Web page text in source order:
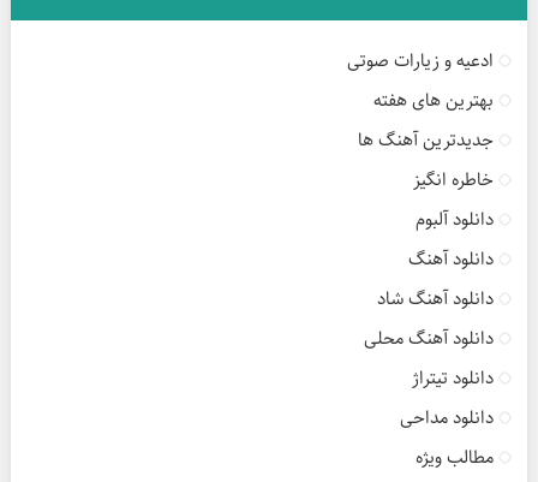
ادعیه و زیارات صوتی
بهترین های هفته
جدیدترین آهنگ ها
خاطره انگیز
دانلود آلبوم
دانلود آهنگ
دانلود آهنگ شاد
دانلود آهنگ محلی
دانلود تیتراژ
دانلود مداحی
مطالب ویژه